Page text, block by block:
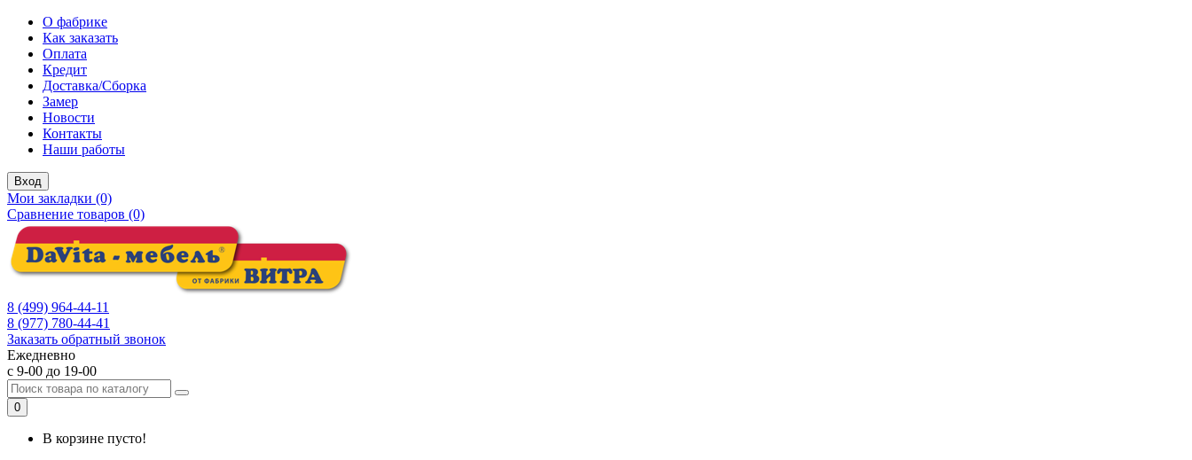
О фабрике
Как заказать
Оплата
Кредит
Доставка/Сборка
Замер
Новости
Контакты
Наши работы
Вход
Мои закладки (0)
Сравнение товаров (0)
8 (499) 964-44-11
8 (977) 780-44-41
Заказать обратный звонок
Ежедневно
с 9-00 до 19-00
0
В корзине пусто!